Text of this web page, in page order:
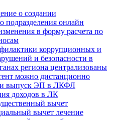
о создании
подразделения онлайн
в форму расчета по
коррупционных и
и безопасности в
региона централизованы
можно дистанционно
и выпуск ЭП в ЛКФЛ
доходов в ЛК
вычет
вычет лечение